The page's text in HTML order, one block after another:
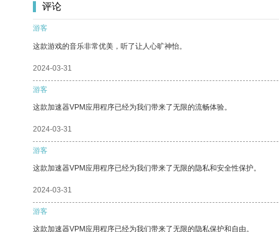
评论
游客
这款游戏的音乐非常优美，听了让人心旷神怡。
2024-03-31
游客
这款加速器VPM应用程序已经为我们带来了无限的流畅体验。
2024-03-31
游客
这款加速器VPM应用程序已经为我们带来了无限的隐私和安全性保护。
2024-03-31
游客
这款加速器VPM应用程序已经为我们带来了无限的隐私保护和自由。